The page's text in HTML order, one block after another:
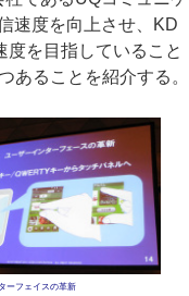
速度を向上させ、KD
度を目指していること
あることを紹介する。
ーフェイスの革新